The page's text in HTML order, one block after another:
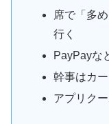
席で「多
行く
PayPayな
幹事はカ
アプリク